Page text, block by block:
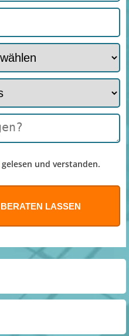
gelesen und verstanden.